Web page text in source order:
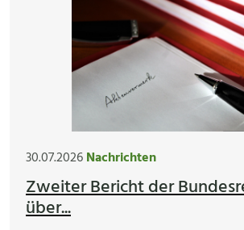
30.07.2026Nachrichten
Zweiter Bericht der
über...